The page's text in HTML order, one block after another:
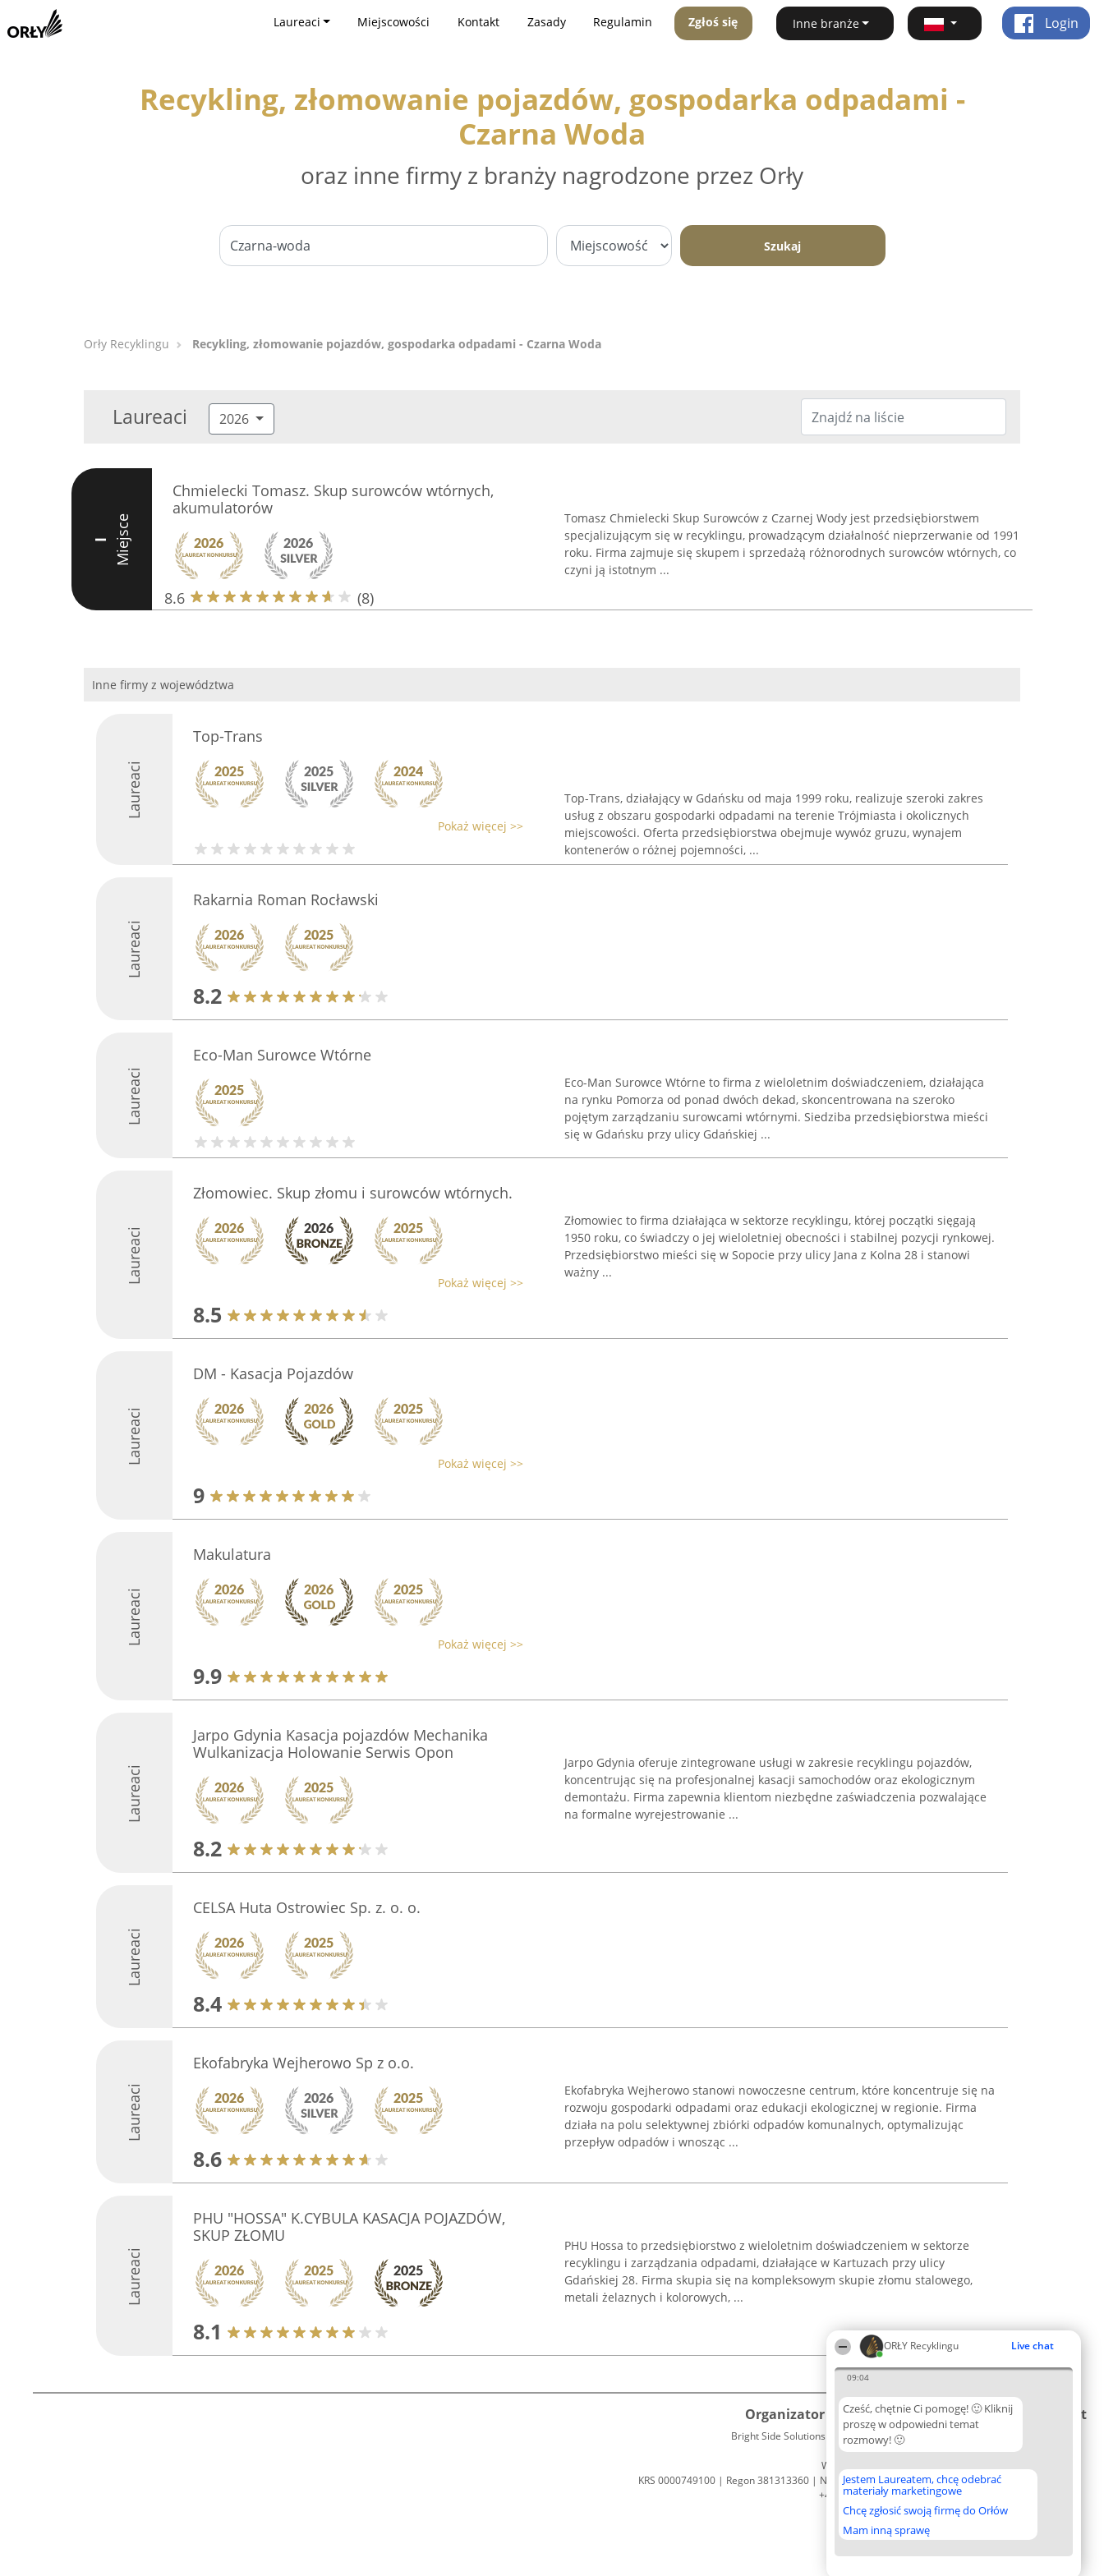
ORŁY Recyklingu Live chat
09:04
Cześć, chętnie Ci pomogę! 🙂 Kliknij
proszę w odpowiedni temat
rozmowy! 🙂
Jestem Laureatem, chcę odebrać
materiały marketingowe
Chcę zgłosić swoją firmę do Orłów
Mam inną sprawę
Laureaci Miejscowości Kontakt Zasady Regulamin Zgłoś się Inne branże Login
Recykling, złomowanie pojazdów, gospodarka odpadami -
Czarna Woda
oraz inne firmy z branży nagrodzone przez Orły
Szukaj
Orły Recyklingu Recykling, złomowanie pojazdów, gospodarka odpadami - Czarna Woda
Laureaci 2026
I Miejsce
Chmielecki Tomasz. Skup surowców wtórnych,
akumulatorów
8.6 (8)
Tomasz Chmielecki Skup Surowców z Czarnej Wody jest przedsiębiorstwem
specjalizującym się w recyklingu, prowadzącym działalność nieprzerwanie od 1991
roku. Firma zajmuje się skupem i sprzedażą różnorodnych surowców wtórnych, co
czyni ją istotnym ...
Inne firmy z województwa
Laureaci
Top-Trans
Pokaż więcej >>
Top-Trans, działający w Gdańsku od maja 1999 roku, realizuje szeroki zakres
usług z obszaru gospodarki odpadami na terenie Trójmiasta i okolicznych
miejscowości. Oferta przedsiębiorstwa obejmuje wywóz gruzu, wynajem
kontenerów o różnej pojemności, ...
Laureaci
Rakarnia Roman Rocławski
8.2
Laureaci
Eco-Man Surowce Wtórne
Eco-Man Surowce Wtórne to firma z wieloletnim doświadczeniem, działająca
na rynku Pomorza od ponad dwóch dekad, skoncentrowana na szeroko
pojętym zarządzaniu surowcami wtórnymi. Siedziba przedsiębiorstwa mieści
się w Gdańsku przy ulicy Gdańskiej ...
Laureaci
Złomowiec. Skup złomu i surowców wtórnych.
Pokaż więcej >>
8.5
Złomowiec to firma działająca w sektorze recyklingu, której początki sięgają
1950 roku, co świadczy o jej wieloletniej obecności i stabilnej pozycji rynkowej.
Przedsiębiorstwo mieści się w Sopocie przy ulicy Jana z Kolna 28 i stanowi
ważny ...
Laureaci
DM - Kasacja Pojazdów
Pokaż więcej >>
9
Laureaci
Makulatura
Pokaż więcej >>
9.9
Laureaci
Jarpo Gdynia Kasacja pojazdów Mechanika
Wulkanizacja Holowanie Serwis Opon
8.2
Jarpo Gdynia oferuje zintegrowane usługi w zakresie recyklingu pojazdów,
koncentrując się na profesjonalnej kasacji samochodów oraz ekologicznym
demontażu. Firma zapewnia klientom niezbędne zaświadczenia pozwalające
na formalne wyrejestrowanie ...
Laureaci
CELSA Huta Ostrowiec Sp. z. o. o.
8.4
Laureaci
Ekofabryka Wejherowo Sp z o.o.
8.6
Ekofabryka Wejherowo stanowi nowoczesne centrum, które koncentruje się na
rozwoju gospodarki odpadami oraz edukacji ekologicznej w regionie. Firma
działa na polu selektywnej zbiórki odpadów komunalnych, optymalizując
przepływ odpadów i wnosząc ...
Laureaci
PHU "HOSSA" K.CYBULA KASACJA POJAZDÓW,
SKUP ZŁOMU
8.1
PHU Hossa to przedsiębiorstwo z wieloletnim doświadczeniem w sektorze
recyklingu i zarządzania odpadami, działające w Kartuzach przy ulicy
Gdańskiej 28. Firma skupia się na kompleksowym skupie złomu stalowego,
metali żelaznych i kolorowych, ...
Organizator plebiscytu
Bright Side Solutions sp. z o. o. sp. k.
ul. Ruska 22
Wrocław 50-079
KRS 0000749100 | Regon 381313360 | NIP 8943132676
+48 508 492 400
Plebiscyt
Lista
Laureatów
Zasady
Regulamin
Prywatności
Kontakt